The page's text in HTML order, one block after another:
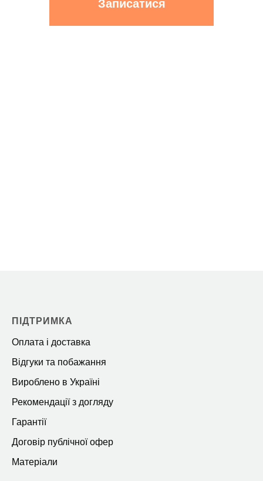
ПІДТРИМКА
Оплата і доставка
Відгуки та побажання
Вироблено в Україні
Рекомендації з догляду
Гарантії
Договір публічної офер
Матеріали